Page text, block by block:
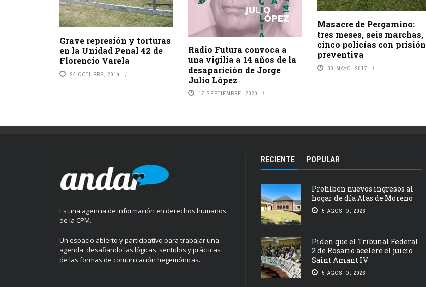
Grave represión y torturas
en la Unidad Penal 42 de
Florencio Varela
24 OCTUBRE, 2014
Radio Futura convoca a
una vigilia a 14 años de la
desaparición de Jorge
Julio López
17 SEPTIEMBRE, 2020
Masacre de Pergamino:
tres meses, seis marchas,
cinco policías con prisión
preventiva
30 MAYO, 2017
Es una agencia de información en derechos humanos
de la CPM.
Un espacio abierto y participativo para trabajar una
agenda, desafiando las lógicas, sentidos y prácticas
de las formas de comunicación hegemónicas.
RECIENTE POPULAR
Prohíben nuevos ingresos al
hogar de día Alas de Moreno
5 AGOSTO, 2026
Piden que el Tribunal Federal
2 de Rosario acelere el juicio
Saint Amant IV
5 AGOSTO, 2026